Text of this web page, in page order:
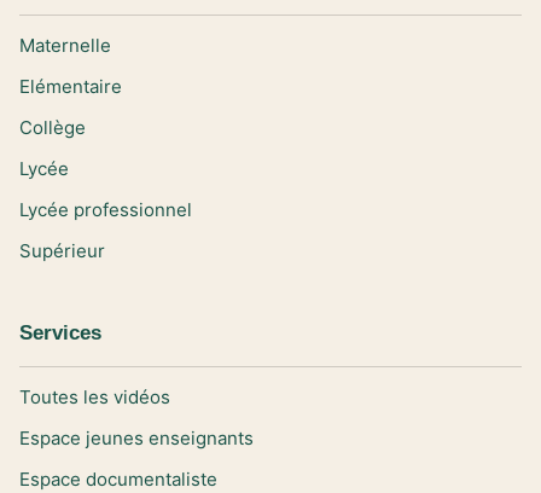
Maternelle
Elémentaire
Collège
Lycée
Lycée professionnel
Supérieur
Services
Toutes les vidéos
Espace jeunes enseignants
Espace documentaliste